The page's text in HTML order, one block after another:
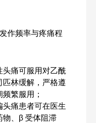
作频率与疼痛程
痛可服用对乙酰
林缓解，严格遵
繁服用；
痛患者可在医生
物、β 受体阻滞